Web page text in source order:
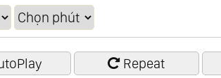
Repeat